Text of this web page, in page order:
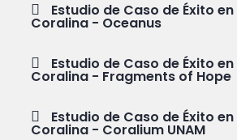
Estudio de Caso de Éxito
Coralina - Oceanus
Estudio de Caso de Éxito
Coralina - Fragments of Hope
Estudio de Caso de Éxito
Coralina - Coralium UNAM